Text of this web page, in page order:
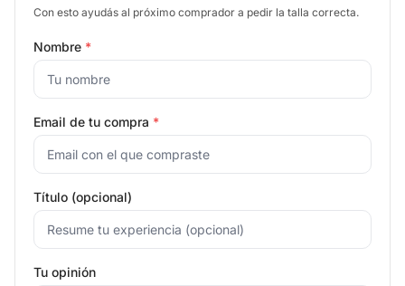
Con esto ayudás al próximo comprador a pedir la talla correcta.
Nombre *
Email de tu compra *
Título (opcional)
Tu opinión